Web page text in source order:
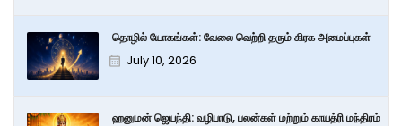
தொழில் யோகங்கள்: வேலை வெற்றி தரும் கிரக அமைப்புகள்
July 10, 2026
ஹனுமன் ஜெயந்தி: வழிபாடு, பலன்கள் மற்றும் காயத்ரி மந்திரம்